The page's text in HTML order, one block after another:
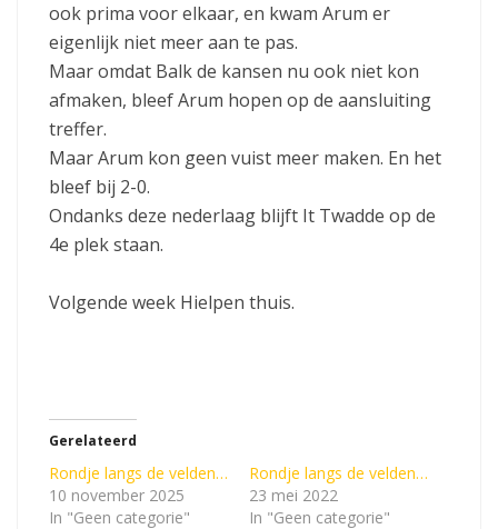
ook prima voor elkaar, en kwam Arum er
eigenlijk niet meer aan te pas.
Maar omdat Balk de kansen nu ook niet kon
afmaken, bleef Arum hopen op de aansluiting
treffer.
Maar Arum kon geen vuist meer maken. En het
bleef bij 2-0.
Ondanks deze nederlaag blijft It Twadde op de
4e plek staan.
Volgende week Hielpen thuis.
Gerelateerd
Rondje langs de velden…
10 november 2025
In "Geen categorie"
Rondje langs de velden…
23 mei 2022
In "Geen categorie"